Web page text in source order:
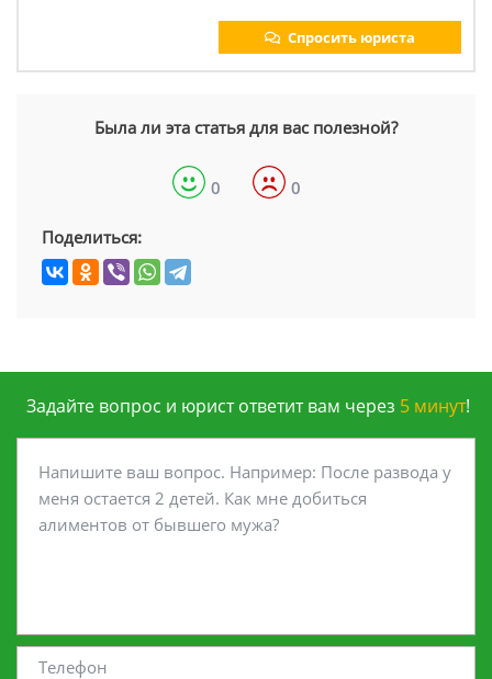
Спросить юриста
Была ли эта статья для вас полезной?
0 0
Поделиться:
Задайте вопрос и юрист ответит вам через 5 минут!